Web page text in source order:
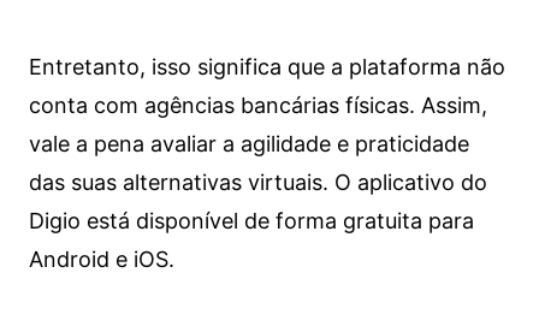
Entretanto, isso significa que a plataforma não
conta com agências bancárias físicas. Assim,
vale a pena avaliar a agilidade e praticidade
das suas alternativas virtuais. O aplicativo do
Digio está disponível de forma gratuita para
Android e iOS.